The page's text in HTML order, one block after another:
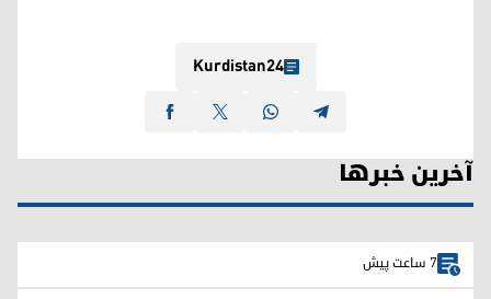
Kurdistan24
آخرین خبرها
7 ساعت پیش